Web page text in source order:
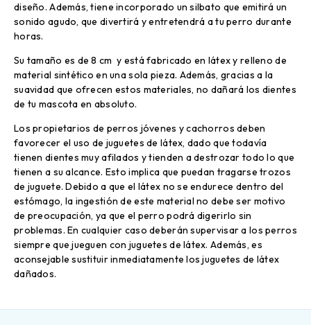
diseño. Además, tiene incorporado un silbato que emitirá un
sonido agudo, que divertirá y entretendrá a tu perro durante
horas.
Su tamaño es de 8 cm y está fabricado en látex y relleno de
material sintético en una sola pieza. Además, gracias a la
suavidad que ofrecen estos materiales, no dañará los dientes
de tu mascota en absoluto.
Los propietarios de perros jóvenes y cachorros deben
favorecer el uso de juguetes de látex, dado que todavía
tienen dientes muy afilados y tienden a destrozar todo lo que
tienen a su alcance. Esto implica que puedan tragarse trozos
de juguete. Debido a que el látex no se endurece dentro del
estómago, la ingestión de este material no debe ser motivo
de preocupación, ya que el perro podrá digerirlo sin
problemas. En cualquier caso deberán supervisar a los perros
siempre que jueguen con juguetes de látex. Además, es
aconsejable sustituir inmediatamente los juguetes de látex
dañados.